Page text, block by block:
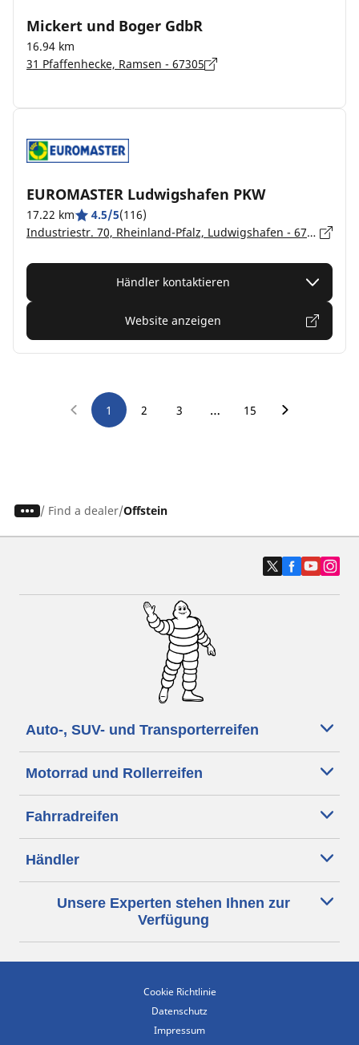
Mickert und Boger GdbR
16.94 km
31 Pfaffenhecke, Ramsen - 67305
EUROMASTER Ludwigshafen PKW
17.22 km 4.5/5(116)
Industriestr. 70, Rheinland-Pfalz, Ludwigshafen - 67063
Händler kontaktieren
Website anzeigen
1 2 3 … 15
/ Find a dealer Offstein
Auto-, SUV- und Transporterreifen
Motorrad und Rollerreifen
Fahrradreifen
Händler
Unsere Experten stehen Ihnen zur
Verfügung
Cookie Richtlinie
Datenschutz
Impressum